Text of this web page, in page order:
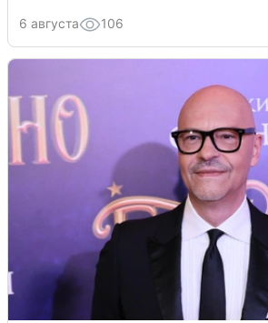
6 августа 106